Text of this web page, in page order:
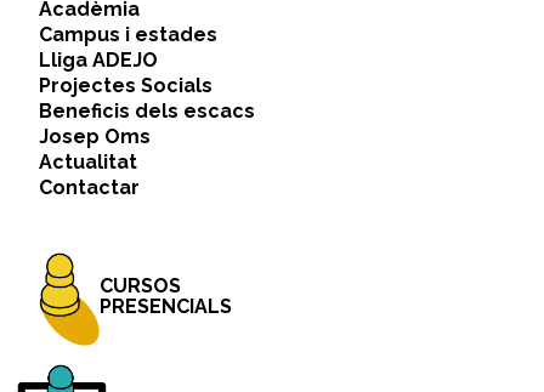
Acadèmia
Campus i estades
Lliga ADEJO
Projectes Socials
Beneficis dels escacs
Josep Oms
Actualitat
Contactar
CURSOS
PRESENCIALS